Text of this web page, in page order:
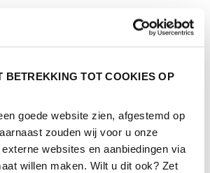
BETREKKING TOT COOKIES OP
goede website zien, afgestemd op
zouden wij voor u onze
websites en aanbiedingen via
willen maken. Wilt u dit ook? Zet